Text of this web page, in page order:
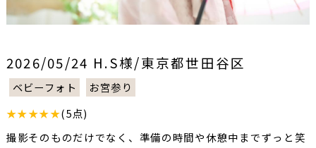
2026/05/24 H.S様/東京都世田谷区
ベビーフォト
お宮参り
★★★★★(5点)
撮影そのものだけでなく、準備の時間や休憩中までずっと笑